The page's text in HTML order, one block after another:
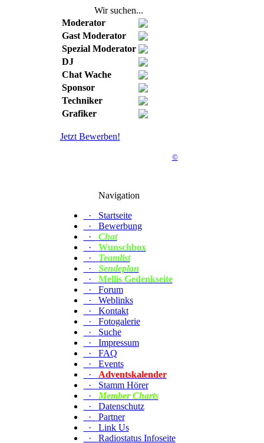
Wir suchen...
Moderator
Gast Moderator
Spezial Moderator
DJ
Chat Wache
Sponsor
Techniker
Grafiker
Jetzt Bewerben!
©
Navigation
·
Startseite
·
Bewerbung
·
Chat
·
Wunschbox
·
Teamlist
·
Sendeplan
·
Mellis Gedenkseite
·
Forum
·
Weblinks
·
Kontakt
·
Fotogalerie
·
Suche
·
Impressum
·
FAQ
·
Events
·
Adventskalender
·
Stamm Hörer
·
Member Charts
·
Datenschutz
·
Partner
·
Link Us
·
Radiostatus Infoseite